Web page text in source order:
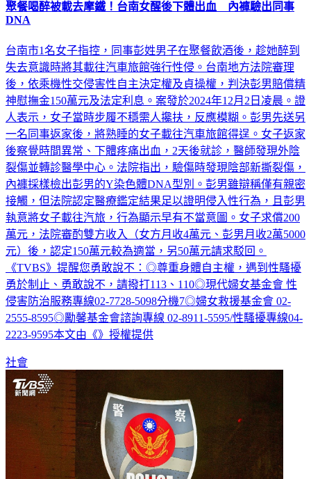
聚餐喝醉被載去摩鐵！台南女醒後下體出血 內褲驗出同事
DNA
台南市1名女子指控，同事彭姓男子在聚餐飲酒後，趁她醉到
失去意識時將其載往汽車旅館強行性侵。台南地方法院審理
後，依乘機性交侵害性自主決定權及貞操權，判決彭男賠償精
神慰撫金150萬元及法定利息。案發於2024年12月2日凌晨。證
人表示，女子當時步履不穩需人攙扶，反應模糊。彭男先送另
一名同事返家後，將熟睡的女子載往汽車旅館得逞。女子返家
後察覺時間異常、下體疼痛出血，2天後就診，醫師發現外陰
裂傷並轉診醫學中心。法院指出，驗傷時發現陰部新撕裂傷，
內褲採樣檢出彭男的Y染色體DNA型別。彭男雖辯稱僅有親密
接觸，但法院認定醫療鑑定結果足以證明侵入性行為，且彭男
執意將女子載往汽旅，行為顯示早有不當意圖。女子求償200
萬元，法院審酌雙方收入（女方月收4萬元、彭男月收2萬5000
元）後，認定150萬元較為適當，另50萬元請求駁回。
《TVBS》提醒您勇敢說不：◎尊重身體自主權，遇到性騷擾
勇於制止、勇敢說不，請撥打113、110◎現代婦女基金會 性
侵害防治服務專線02-7728-5098分機7◎婦女救援基金會 02-
2555-8595◎勵馨基金會諮詢專線 02-8911-5595/性騷擾專線04-
2223-9595本文由《》授權提供
社會